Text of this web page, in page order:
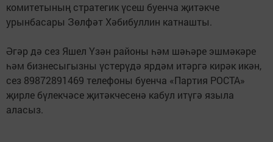
комитетының стратегик үсеш буенча җитәкче
урынбасары Зөлфәт Хәбибуллин катнашты.
Әгәр дә сез Яшел Үзән районы һәм шәһәре эшмәкәре
һәм бизнесыгызны үстерүдә ярдәм итәргә кирәк икән,
сез 89872891469 телефоны буенча «Партия РОСТА»
җирле бүлекчәсе җитәкчесенә кабул итүгә языла
аласыз.